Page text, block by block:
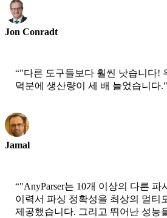
Jon Conradt
“"다른 도구들보다 훨씬 낫습니다!
덕분에 생산량이 세 배 늘었습니다."
Jamal
“"AnyParser는 10개 이상의 다른 파
이력서 파싱 정확성을 최상의 멀티
제공했습니다. 그리고 뛰어난 성능